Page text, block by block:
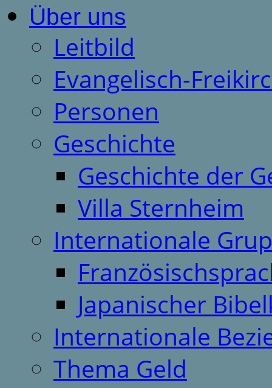
Über uns
Leitbild
Evangelisch-
Personen
Geschichte
Geschichte der
Villa Sternheim
Internationale
Japanischer
Internationale
Thema Geld